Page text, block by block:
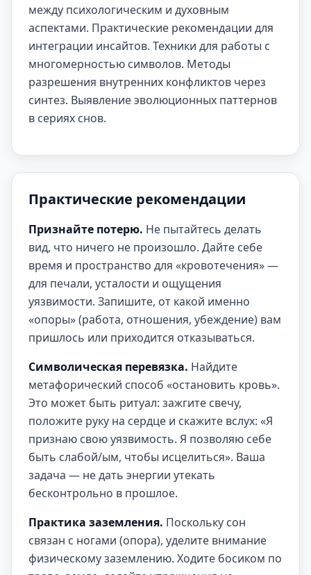
между психологическим и духовным
аспектами. Практические рекомендации для
интеграции инсайтов. Техники для работы с
многомерностью символов. Методы
разрешения внутренних конфликтов через
синтез. Выявление эволюционных паттернов
в сериях снов.
Практические рекомендации
Признайте потерю. Не пытайтесь делать
вид, что ничего не произошло. Дайте себе
время и пространство для «кровотечения» —
для печали, усталости и ощущения
уязвимости. Запишите, от какой именно
«опоры» (работа, отношения, убеждение) вам
пришлось или приходится отказываться.
Символическая перевязка. Найдите
метафорический способ «остановить кровь».
Это может быть ритуал: зажгите свечу,
положите руку на сердце и скажите вслух: «Я
признаю свою уязвимость. Я позволяю себе
быть слабой/ым, чтобы исцелиться». Ваша
задача — не дать энергии утекать
бесконтрольно в прошлое.
Практика заземления. Поскольку сон
связан с ногами (опора), уделите внимание
физическому заземлению. Ходите босиком по